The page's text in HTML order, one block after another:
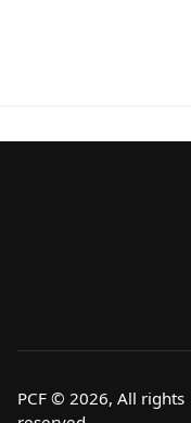
PCF © 2026, All rights